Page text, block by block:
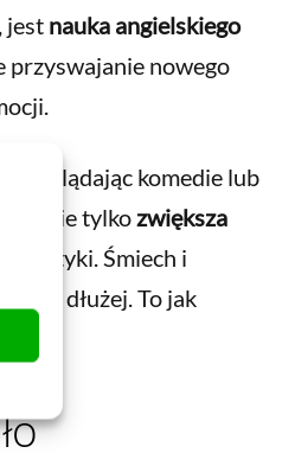
jest nauka angielskiego
przyswajanie nowego
oglądając komedie lub
nie tylko zwiększa
Śmiech i
na dłużej. To jak